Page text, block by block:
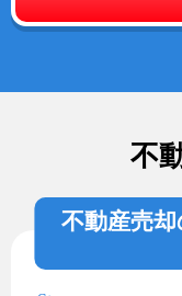
不
不動産売